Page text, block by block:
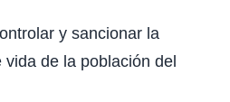
y sancionar la
de la población del